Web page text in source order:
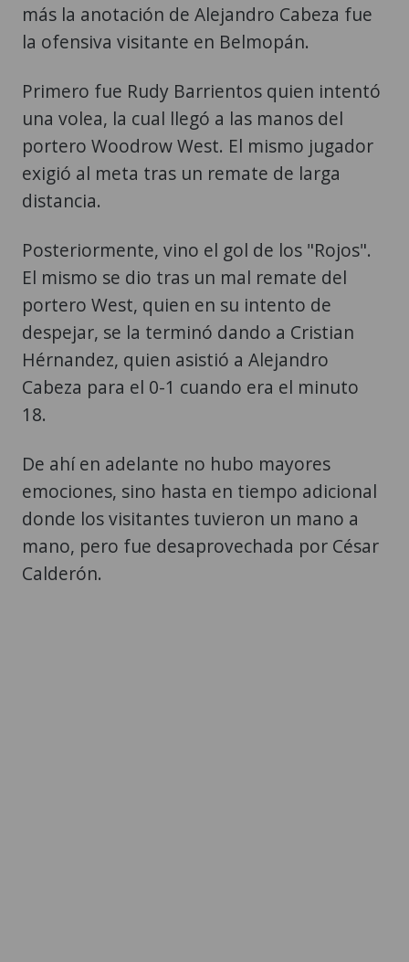
más la anotación de Alejandro Cabeza fue
la ofensiva visitante en Belmopán.
Primero fue Rudy Barrientos quien intentó
una volea, la cual llegó a las manos del
portero Woodrow West. El mismo jugador
exigió al meta tras un remate de larga
distancia.
Posteriormente, vino el gol de los "Rojos".
El mismo se dio tras un mal remate del
portero West, quien en su intento de
despejar, se la terminó dando a Cristian
Hérnandez, quien asistió a Alejandro
Cabeza para el 0-1 cuando era el minuto
18.
De ahí en adelante no hubo mayores
emociones, sino hasta en tiempo adicional
donde los visitantes tuvieron un mano a
mano, pero fue desaprovechada por César
Calderón.